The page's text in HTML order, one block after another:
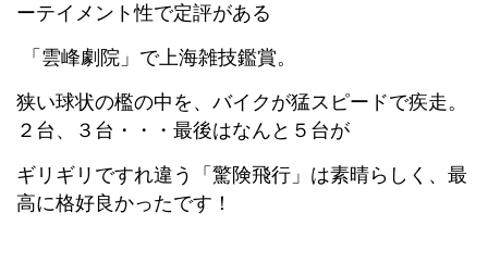
ーテイメント性で定評がある
「雲峰劇院」で上海雑技鑑賞。
狭い球状の檻の中を、バイクが猛スピードで疾走。
２台、３台・・・最後はなんと５台が
ギリギリですれ違う「驚険飛行」は素晴らしく、最
高に格好良かったです！